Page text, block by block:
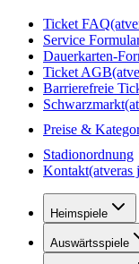
Ticket FAQ
Service
Dauerkarten-
Ticket AGB
Barrierefreie
Schwarzmarkt
Preise &
Stadionordnung
Kontakt(atveras
Heimspiele
Auswärtsspiele